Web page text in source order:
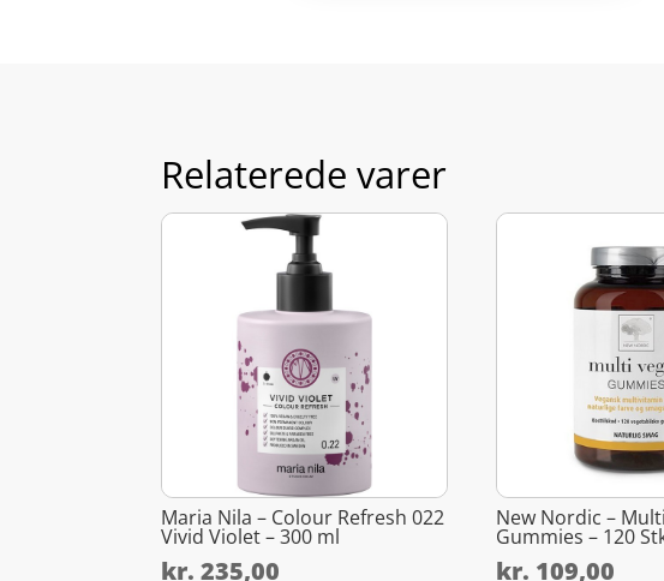
Relaterede varer
Maria Nila – Colour Refresh 022
Vivid Violet – 300 ml
kr. 235,00
New Nordic –
Gummies – 120
kr. 109,00